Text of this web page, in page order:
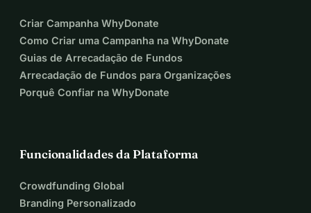
Criar Campanha WhyDonate
Como Criar uma Campanha na WhyDonate
Guias de Arrecadação de Fundos
Arrecadação de Fundos para Organizações
Porquê Confiar na WhyDonate
Funcionalidades da Plataforma
Crowdfunding Global
Branding Personalizado